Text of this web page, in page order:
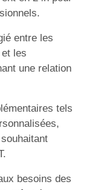
entre les
les
une relation
tels
besoins des